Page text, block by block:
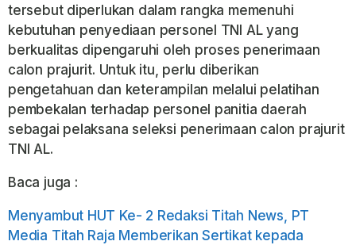
tersebut diperlukan dalam rangka memenuhi
kebutuhan penyediaan personel TNI AL yang
berkualitas dipengaruhi oleh proses penerimaan
calon prajurit. Untuk itu, perlu diberikan
pengetahuan dan keterampilan melalui pelatihan
pembekalan terhadap personel panitia daerah
sebagai pelaksana seleksi penerimaan calon prajurit
TNI AL.
Baca juga :
Menyambut HUT Ke- 2 Redaksi Titah News, PT
Media Titah Raja Memberikan Sertikat kepada